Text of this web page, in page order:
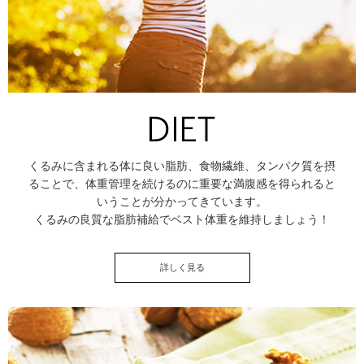
くるみに含まれる体に良い脂肪、食物繊維、タンパク質を摂
ることで、体重管理を続けるのに重要な満腹感を得られると
いうことが分かってきています。
くるみの良質な脂肪補給でベスト体重を維持しましょう！
詳しく見る